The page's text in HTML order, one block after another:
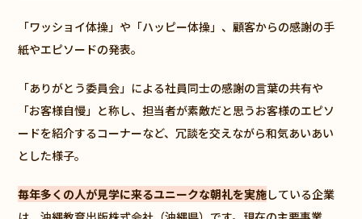
「ワッショイ体操」や「ハッピー体操」、顧客からの感謝の手
紙やエピソードの発表。
「ありがとう委員会」による社員同士の感謝の言葉の共有や
「お客様自慢」と称し、担当者が素敵だと思うお客様のエピソ
ードを紹介するコーナーなど、冗談を交えながら和気あいあい
とした様子。
毎年多くの人が見学に来るユニークな朝礼を実施している企業